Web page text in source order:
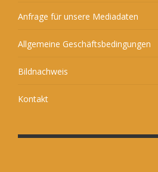
Anfrage für unsere Mediadaten
Allgemeine Geschäftsbedingungen
Bildnachweis
Kontakt